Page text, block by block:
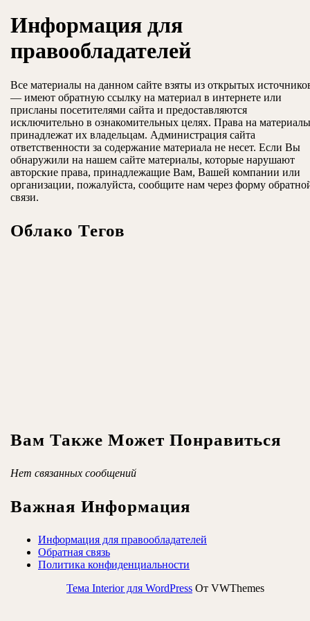
Информация для
правообладателей
Все материалы на данном сайте взяты из открытых
— имеют обратную ссылку на материал в интернете или
присланы посетителями сайта и предоставляются
исключительно в ознакомительных целях. Права на материалы
принадлежат их владельцам. Администрация сайта
ответственности за содержание материала не несет. Если Вы
обнаружили на нашем сайте материалы, которые нарушают
авторские права, принадлежащие Вам, Вашей компании или
организации, пожалуйста, сообщите нам через форму
связи.
Облако Тегов
Вам Также Может Понравиться
Нет связанных сообщений
Важная Информация
Информация для правообладателей
Обратная связь
Политика конфиденциальности
Тема Interior для WordPress От VWThemes